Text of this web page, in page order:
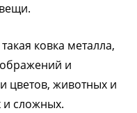
ковка металла,
и
цветов, животных и
и сложных.